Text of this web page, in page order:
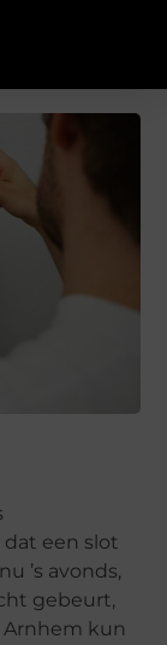
een slot
’s avonds,
gebeurt,
kun